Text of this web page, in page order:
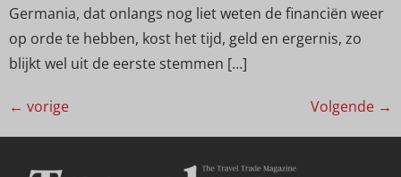
Germania, dat onlangs nog liet weten de financiën weer
op orde te hebben, kost het tijd, geld en ergernis, zo
blijkt wel uit de eerste stemmen […]
← vorige Volgende →